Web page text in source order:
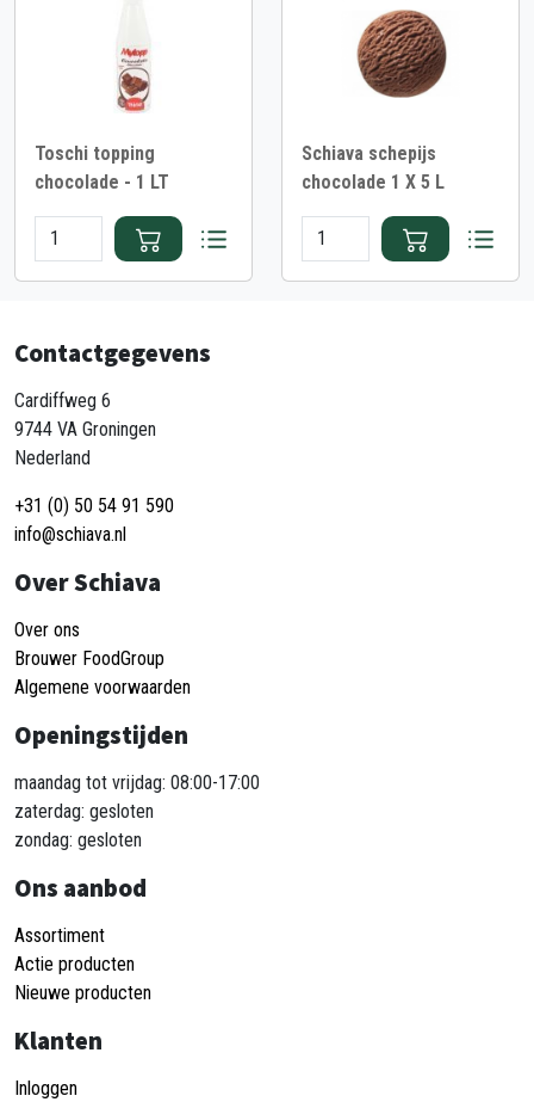
Toschi topping
chocolade - 1 LT
Schiava schepijs
chocolade 1 X 5 L
Contactgegevens
Cardiffweg 6
9744 VA Groningen
Nederland
+31 (0) 50 54 91 590
info@schiava.nl
Over Schiava
Over ons
Brouwer FoodGroup
Algemene voorwaarden
Openingstijden
maandag tot vrijdag: 08:00-17:00
zaterdag: gesloten
zondag: gesloten
Ons aanbod
Assortiment
Actie producten
Nieuwe producten
Klanten
Inloggen